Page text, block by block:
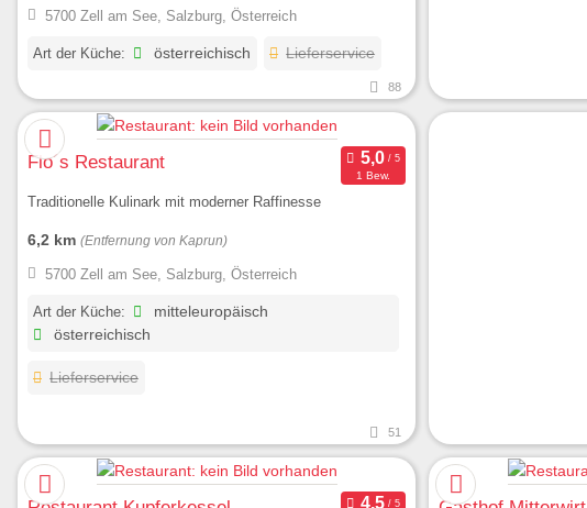
5700 Zell am See, Salzburg, Österreich
Art der Küche: österreichisch Lieferservice
88
Flo´s Restaurant
1 Bew.
Traditionelle Kulinark mit moderner Raffinesse
6,2 km (Entfernung von Kaprun)
5700 Zell am See, Salzburg, Österreich
Art der Küche:
mitteleuropäisch
österreichisch
Lieferservice
51